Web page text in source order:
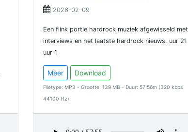
2026-02-09
Een flink portie hardrock muziek afgewisseld met
interviews en het laatste hardrock nieuws. uur 21
uur 1
Meer Download
Filetype: MP3 - Grootte: 139 MB - Duur: 57:56m (320 kbps
44100 Hz)